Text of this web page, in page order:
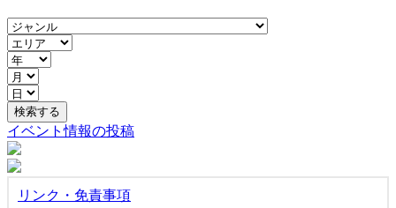
イベント情報の投稿
リンク・免責事項